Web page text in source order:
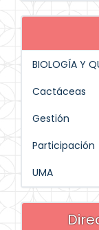
BIOLOGÍA Y
Cactáceas
Gestión
Participación
UMA